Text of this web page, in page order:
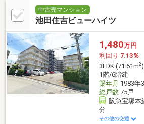
中古売マンション
池田住吉ビューハイツ
1,480万円
利回り 7.13％
3LDK (71.61m2)
1階/6階建
築年月 1983年
総戸数75戸
阪急宝塚本
分
その他の交通